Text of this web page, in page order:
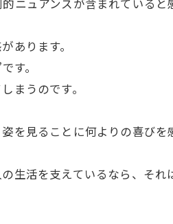
ニュアンスが含まれていると
あります。
す。
まうのです。
を見ることに何よりの喜びを
活を支えているなら、それ